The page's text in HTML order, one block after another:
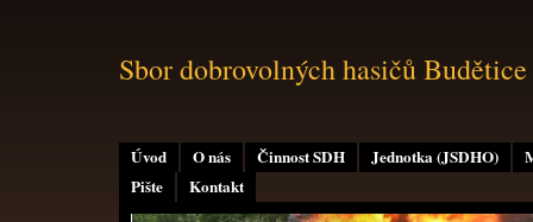
Úvod O nás Činnost SDH Jednotka (JSDHO)
Pište
Kontakt
Sbor dobrovolných hasičů Budětice